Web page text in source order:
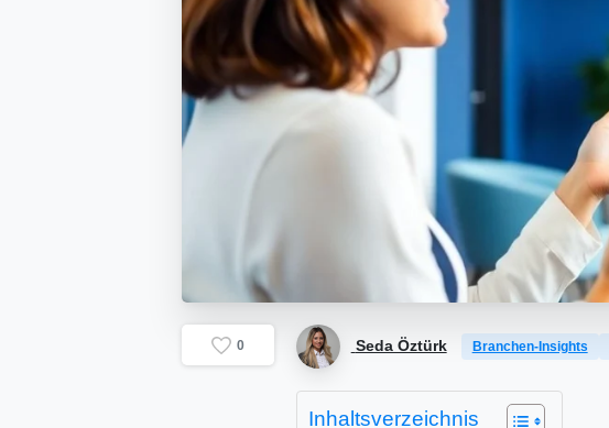
0 Seda Öztürk Branchen-Insights
Inhaltsverzeichnis